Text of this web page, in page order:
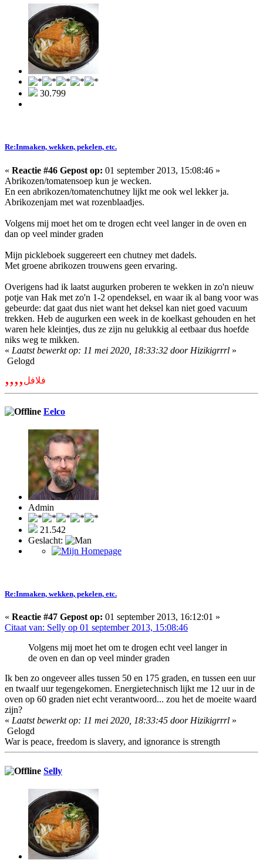
30.799
Re:Inmaken, wekken, pekelen, etc.
« Reactie #46 Gepost op: 01 september 2013, 15:08:46 »
Abrikozen/tomatensoep kun je wecken.
En een abrikozen/tomatenchutney lijkt me ook wel lekker ja.
Abrikozenjam met wat rozenblaadjes.
Volgens mij moet het om te drogen echt veel langer in de oven en
dan op veel minder graden
Mijn pickleboek suggereert een chutney met dadels.
Met groene abrikozen trouwens geen ervaring.
Overigens had ik laatst augurken proberen te wekken in zo'n nieuw
potje van Hak met zo'n 1-2 opendeksel, en waar ik al bang voor was
gebeurde: dat gaat dus niet want het deksel kan niet goed vacuum
trekken. Heb de augurken een week in de koelkast gehouden en het
waren hele kleintjes, dus ze zijn nu gelukkig al eetbaar dus hoefde
niks weg te mikken.
« Laatst bewerkt op: 11 mei 2020, 18:33:32 door Hizikigrrrl »
Gelogd
,,,,فلافل
Eelco
Admin
21.542
Geslacht:
Re:Inmaken, wekken, pekelen, etc.
« Reactie #47 Gepost op: 01 september 2013, 16:12:01 »
Citaat van: Selly op 01 september 2013, 15:08:46
Volgens mij moet het om te drogen echt veel langer in
de oven en dan op veel minder graden
Ik ben zo ongeveer alles tussen 50 en 175 graden, en tussen een uur
en twaalf uur tegengekomen. Energietechnisch lijkt me 12 uur in de
oven op 60 graden niet echt verantwoord... zou het de moeite waard
zijn?
« Laatst bewerkt op: 11 mei 2020, 18:33:45 door Hizikigrrrl »
Gelogd
War is peace, freedom is slavery, and ignorance is strength
Selly